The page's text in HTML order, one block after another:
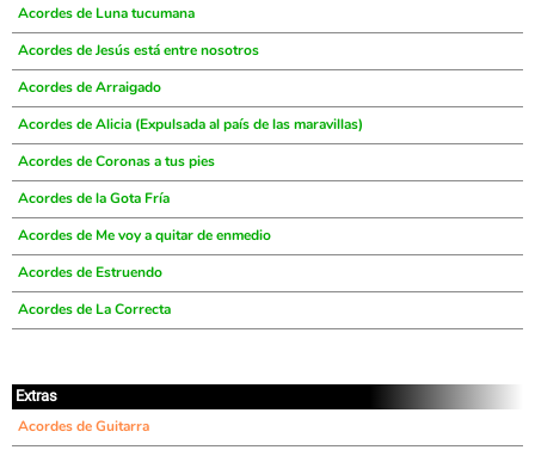
Acordes de Luna tucumana
Acordes de Jesús está entre nosotros
Acordes de Arraigado
Acordes de Alicia (Expulsada al país de las maravillas)
Acordes de Coronas a tus pies
Acordes de la Gota Fría
Acordes de Me voy a quitar de enmedio
Acordes de Estruendo
Acordes de La Correcta
Extras
Acordes de Guitarra